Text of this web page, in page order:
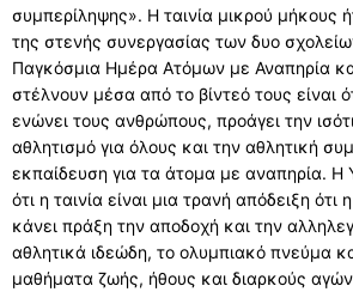
ΟΡΙΣΜΟΣ ΓΙΑ ΛΕΙΤΟΥΡΓΙΑ ΔΥΕΠ
ΔΥΝΑΤΟΤΗΤΑ ΙΔΡΥΣΗΣ Τ.Υ. ΖΕΠ
ΝΟΜΟΘΕΣΙΑ
ΠΡΟΣΚΛΗΣΗ ΕΚΔΗΛΩΣΗΣ
ΤΑΞΙΔΙΩΤΙΚΩΝ ΓΡΑΦΕΙΩΝ
ΕΚΔΡΟΜΕΣ
ΣΧΟΛΙΚΗ ΚΟΛΥΜΒΗΣΗ
MYSCHOOL
ΝΟΜΟΘΕΣΙΑ
ΑΙΤΗΣΕΙΣ
ΣΥΧΝΕΣ ΕΡΩΤΗΣΕΙΣ
ΕΠΙΚΟΙΝΩΝΙΑ
ΣΥΧΝΕΣ ΕΡΩΤΗΣΕΙΣ
ΣΥΧΝΕΣ ΕΡΩΤΗΣΕΙΣ
ΣΥΧΝΕΣ ΕΡΩΤΗΣΕΙΣ – ΤΜΗΜΑ
ΣΥΧΝΕΣ ΕΡΩΤΗΣΕΙΣ – ΤΜΗΜΑ
ΣΥΧΝΕΣ ΕΡΩΤΗΣΕΙΣ – ΤΜΗΜΑ
ΥΠΟΒΟΛΗ ΑΙΤΗΣΗΣ
ΥΠΟΒΟΛΗ ΑΙΤΗΣΗΣ ΜΕ ΛΟΓΟΤΥΠΟ
συμπερίληψης». Η ταινία μικρού μήκους
της στενής συνεργασίας των δυο
Παγκόσμια Ημέρα Ατόμων με Αναπηρία
στέλνουν μέσα από το βίντεό τους είναι
ενώνει τους ανθρώπους, προάγει την
αθλητισμό για όλους και την αθλητική
εκπαίδευση για τα άτομα με αναπηρία. Η
ότι η ταινία είναι μια τρανή απόδειξη ότι
κάνει πράξη την αποδοχή και την
αθλητικά ιδεώδη, το ολυμπιακό πνεύμα
μαθήματα ζωής, ήθους και διαρκούς